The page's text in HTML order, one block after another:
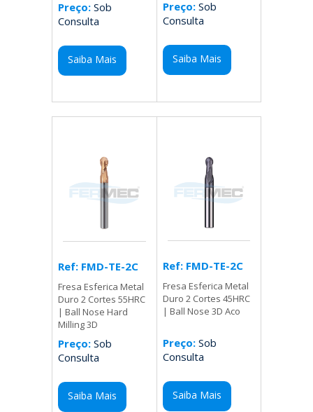
Preço: Sob
Consulta
Saiba Mais
Preço:Sob
Consulta
Saiba Mais
Ref: FMD-TE-2C
Fresa Esferica Metal
Duro 2 Cortes 55HRC
| Ball Nose Hard
Milling 3D
Preço: Sob
Consulta
Saiba Mais
Ref: FMD-TE-2C
Fresa Esferica Metal
Duro 2 Cortes 45HRC
| Ball Nose 3D Aco
Preço:Sob
Consulta
Saiba Mais